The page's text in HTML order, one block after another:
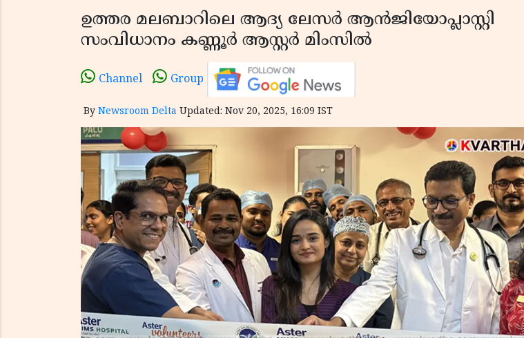
ഉത്തര മലബാറിലെ ആദ്യ ലേസർ ആൻജിയോപ്ലാസ്റ്റി
സംവിധാനം കണ്ണൂർ ആസ്റ്റർ മിംസിൽ
Channel Group
By Newsroom Delta Updated: Nov 20, 2025, 16:09 IST